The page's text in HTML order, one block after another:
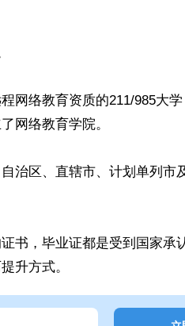
网络教育资质的211/985大
网络教育学院。
治区、直辖市、计划单列市
书，毕业证都是受到国家承
升方式。